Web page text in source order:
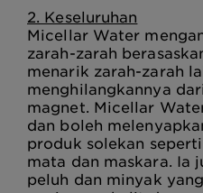
2. Keseluruhan
Micellar Water
zarah-zarah
menarik zarah-zarah
menghilangkannya
magnet. Micellar
dan boleh
produk solekan
mata dan maskara. Ia
peluh dan minyak